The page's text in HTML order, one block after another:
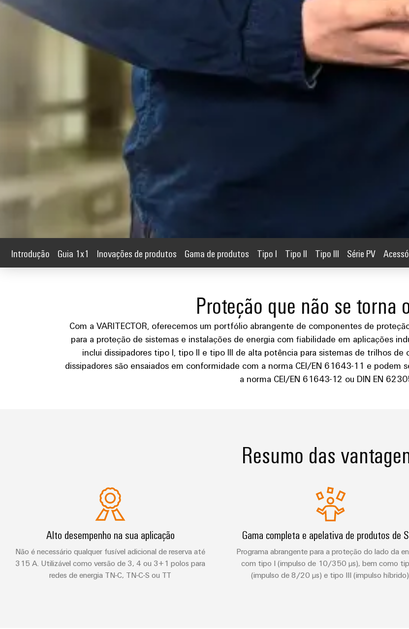
Introdução Guia 1x1 Inovações de produtos Gama de produtos Tipo I Tipo II Tipo III Série PV
Proteção que não se torna
Com a VARITECTOR, oferecemos um portfólio abrangente de componentes de
para a proteção de sistemas e instalações de energia com fiabilidade em aplicações
inclui dissipadores tipo I, tipo II e tipo III de alta potência para sistemas de trilhos
dissipadores são ensaiados em conformidade com a norma CEI/EN 61643-11 e podem
a norma CEI/EN 61643-12 ou DIN EN
Resumo das
Alto desempenho na sua aplicação
Não é necessário qualquer fusível adicional de reserva até
315 A. Utilizável como versão de 3, 4 ou 3+1 polos para
redes de energia TN-C, TN-C-S ou TT
Gama completa e apelativa de produtos de
Programa abrangente para a proteção do lado da
com tipo I (impulso de 10/350 µs), bem como
(impulso de 8/20 µs) e tipo III (impulso